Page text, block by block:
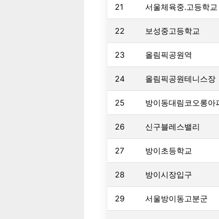
21 서울체육중.고등학교
22 보성중고등학교
23 올림픽공원역
24 올림픽공원테니스장
25 방이동대림코오롱아
26 신구블레스밸리
27 방이초등학교
28 방이시장입구
29 서울방이동고분군